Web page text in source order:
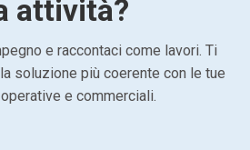
attività?
e raccontaci come lavori. Ti
soluzione più coerente con le tue
e commerciali.